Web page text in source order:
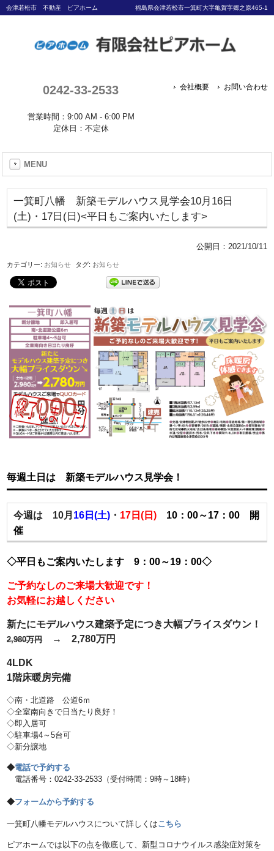
会津若松市 不動産 ピアホーム 福島県会津若松市一箕町大字亀賀字郷之原465-1
0242-33-2533
営業時間：9:00 AM - 6:00 PM
定休日：不定休
会社概要 お問い合わせ
MENU
一箕町八幡 新築モデルハウス見学会10月16日
(土)・17日(日)<平日もご案内いたします>
公開日： 2021/10/11
カテゴリー: お知らせ タグ: お知らせ
毎週土日は 新築モデルハウス見学会！
今週は 10月 16日(土) ・ 17 日(日) 10：00～17：00 開
催
◇平日もご案内いたします 9：00～19：00◇
ご予約なしのご来場大歓迎です！
お気軽にお越しください
新たにモデルハウス建築予定につき大幅プライスダウン！
2,980万円→ 2,780万円
4LDK
1階床暖房完備
◇南・北道路 公道6ｍ
◇全室南向きで日当たり良好！
◇即入居可
◇駐車場4～5台可
◇新分譲地
◆電話で予約する
電話番号：0242-33-2533（受付時間：9時～18時）
◆フォームから予約する
一箕町八幡モデルハウスについて詳しくはこちら
ピアホームでは以下の点を徹底して、新型コロナウイルス感染症対策を